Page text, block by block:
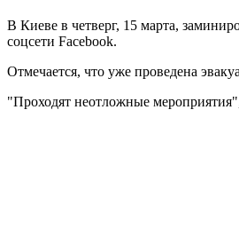
В Киеве в четверг, 15 марта,
соцсети Facebook.
Отмечается, что уже проведена
"Проходят неотложные